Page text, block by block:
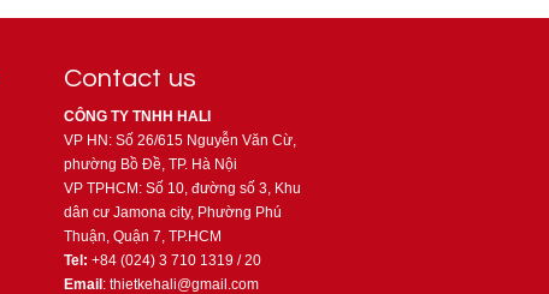
Contact us
CÔNG TY TNHH HALI
VP HN: Số 26/615 Nguyễn Văn Cừ,
phường Bồ Đề, TP. Hà Nội
VP TPHCM: Số 10, đường số 3, Khu
dân cư Jamona city, Phường Phú
Thuận, Quận 7, TP.HCM
Tel: +84 (024) 3 710 1319 / 20
Email : thietkehali@gmail.com